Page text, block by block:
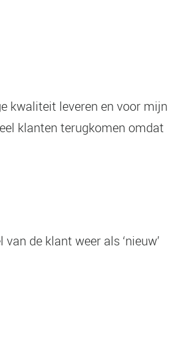
kwaliteit leveren en voor mijn
klanten terugkomen omdat
de klant weer als ‘nieuw’